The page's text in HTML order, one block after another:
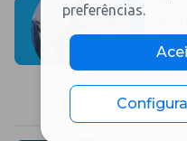
preferências.